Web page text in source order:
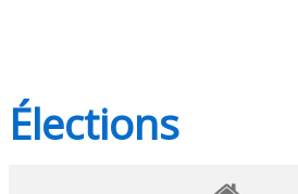
Élections